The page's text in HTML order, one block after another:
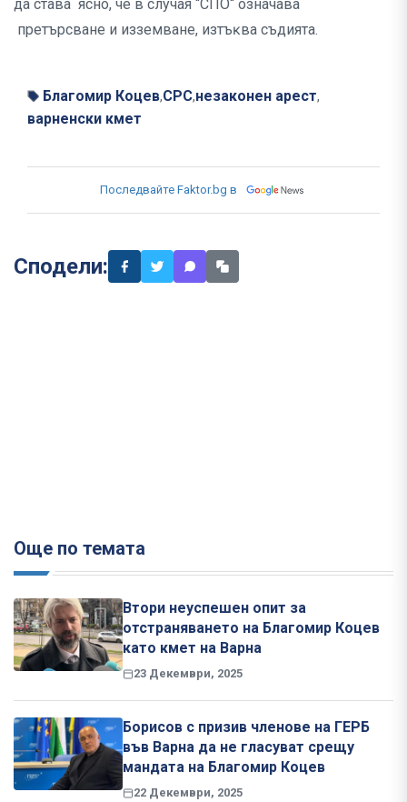
дa cтaвa яcнo, чe в cлyчaя “CΠO“ oзнaчaвa
пpeтъpcвaнe и иззeмвaнe, изтъĸвa cъдиятa.
Благомир Коцев,СРС,незаконен арест,
варненски кмет
Последвайте Faktor.bg в
Сподели:
Още по темата
Втори неуспешен опит за
отстраняването на Благомир Коцев
като кмет на Варна
23 Декември, 2025
Борисов с призив членове на ГЕРБ
във Варна да не гласуват срещу
мандата на Благомир Коцев
22 Декември, 2025